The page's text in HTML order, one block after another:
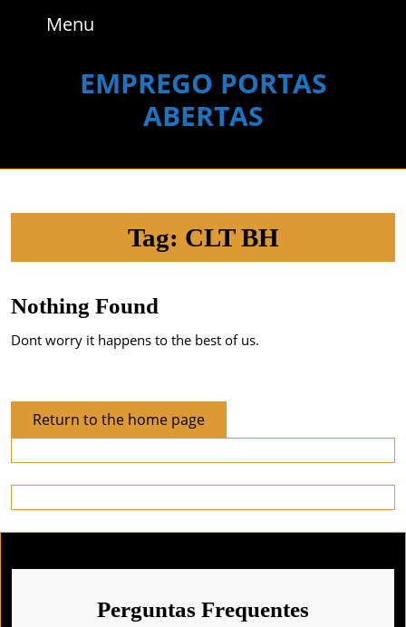
Menu
EMPREGO PORTAS
ABERTAS
Tag: CLT BH
Nothing Found
Dont worry it happens to the best of us.
Return to the home pageReturn
to
the
home
page
Perguntas Frequentes